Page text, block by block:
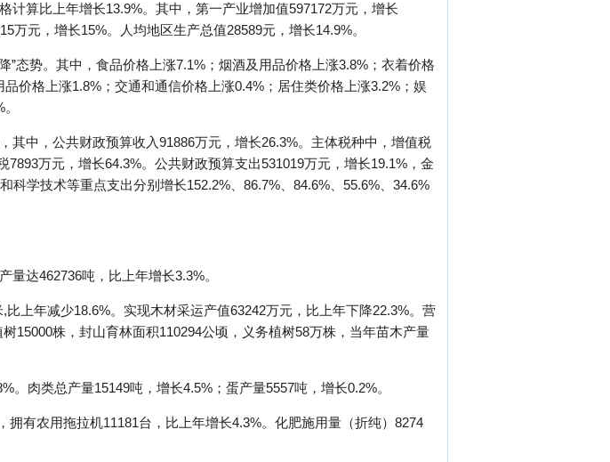
算比上年增长13.9%。其中，第一产业增加值597172万元，增长
万元，增长15%。人均地区生产总值28589元，增长14.9%。
态势。其中，食品价格上涨7.1%；烟酒及用品价格上涨3.8%；衣着价格
价格上涨1.8%；交通和通信价格上涨0.4%；居住类价格上涨3.2%；娱
其中，公共财政预算收入91886万元，增长26.3%。主体税种中，增值税
万元，增长64.3%。公共财政预算支出531019万元，增长19.1%，金
学技术等重点支出分别增长152.2%、86.7%、84.6%、55.6%、34.6%
达462736吨，比上年增长3.3%。
上年减少18.6%。实现木材采运产值63242万元，比上年下降22.3%。营
15000株，封山育林面积110294公顷，义务植树58万株，当年苗木产量
肉类总产量15149吨，增长4.5%；蛋产量5557吨，增长0.2%。
有农用拖拉机11181台，比上年增长4.3%。化肥施用量（折纯）8274